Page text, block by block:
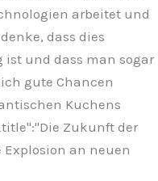
arbeitet und
dass dies
und dass man sogar
gute Chancen
Kuchens
Zukunft der
an neuen